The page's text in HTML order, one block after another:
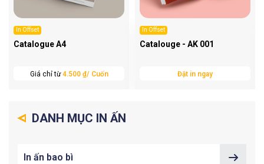
In Offset
Catalogue A4
Giá chỉ từ4.500 ₫/ Cuốn
In Offset
Catalouge - AK 001
Đặt in ngay
DANH MỤC IN ẤN
In ấn bao bì